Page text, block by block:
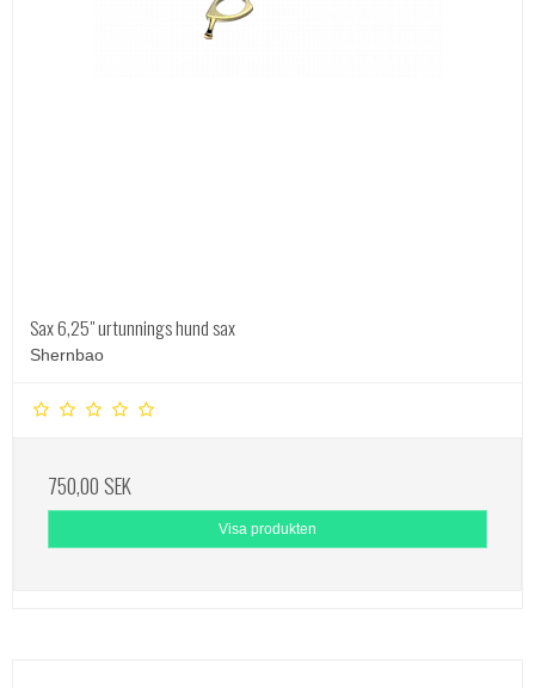
Sax 6,25" urtunnings hund sax
Shernbao
750,00 SEK
Visa produkten